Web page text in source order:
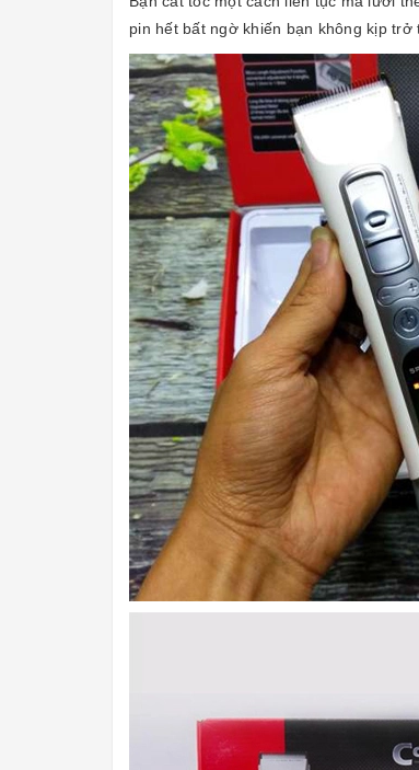
pin hết bất ngờ khiến bạn không kịp